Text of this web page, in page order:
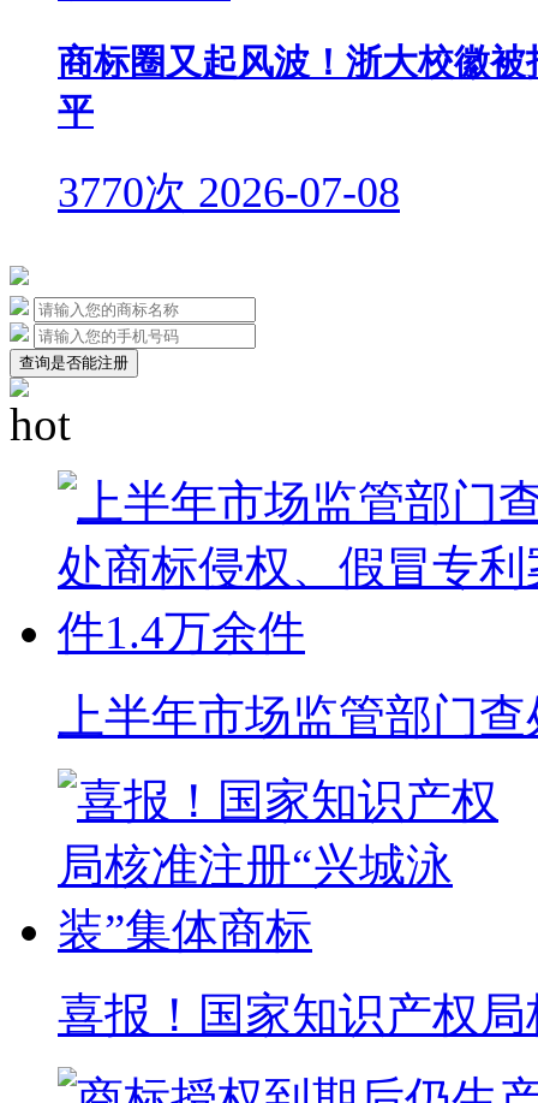
商标圈又起风波！浙大校徽
平
3770次 2026-07-08
查询是否能注册
上半年市场监管部门
喜报！国家知识产权